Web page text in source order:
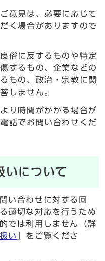
意見は、必要に応じて
く場合がありますので
俗に反するものや特定
するもの、企業などの
もの、政治・宗教に関
しません。
り時間がかかる場合が
話でお問い合わせくだ
いについて
い合わせに対する回
適切な対応を行うため
では利用しません（詳
い
」をご覧くださ